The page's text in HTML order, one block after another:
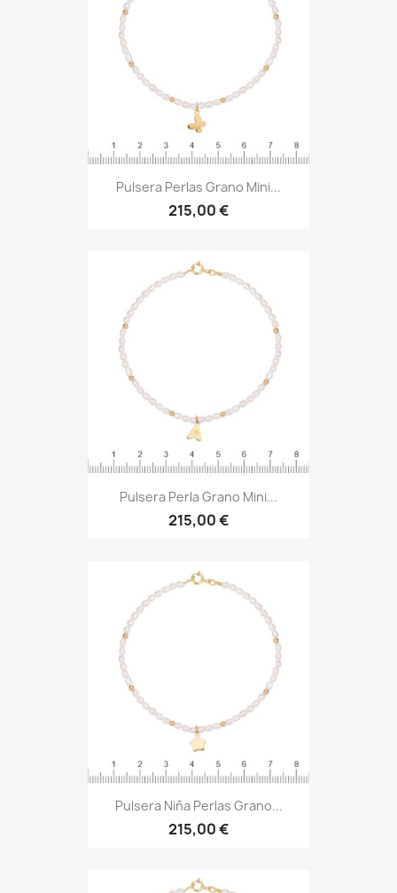
Pulsera Perlas Grano Mini...
215,00 €
Pulsera Perla Grano Mini...
215,00 €
Pulsera Niña Perlas Grano...
215,00 €